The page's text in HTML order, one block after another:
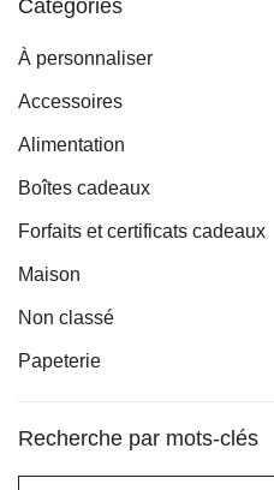
Catégories
À personnaliser
Accessoires
Alimentation
Boîtes cadeaux
Forfaits et certificats cadeaux
Maison
Non classé
Papeterie
Recherche par mots-clés